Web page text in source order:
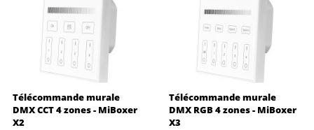
Télécommande murale
DMX CCT 4 zones - MiBoxer
X2
Télécommande murale
DMX RGB 4 zones - MiBoxer
X3